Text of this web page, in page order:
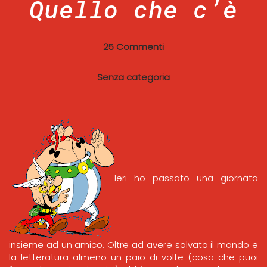
Quello che c’è
25 Commenti
Senza categoria
Ieri ho passato una giornata
insieme ad un amico. Oltre ad avere salvato il mondo e
la letteratura almeno un paio di volte (cosa che puoi